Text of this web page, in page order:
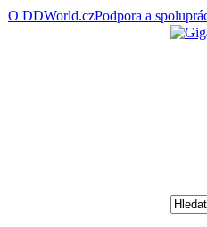
O DDWorld.czPodpora a